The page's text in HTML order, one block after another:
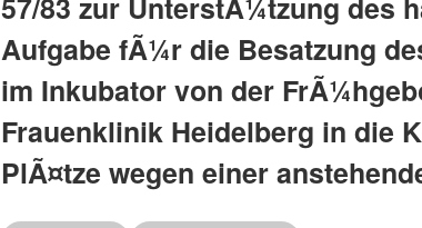
Aufgabe fÃ¼r die Besatzung
im Inkubator von der
Frauenklinik Heidelberg in die
PlÃ¤tze wegen einer